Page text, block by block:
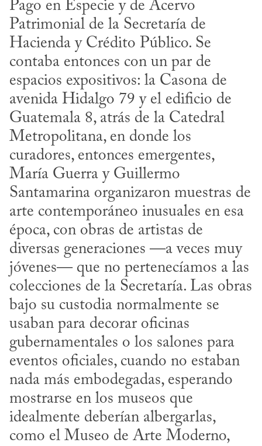
Pago en Especie y de Acervo
Patrimonial de la Secretaría de
Hacienda y Crédito Público. Se
contaba entonces con un par de
espacios expositivos: la Casona de
avenida Hidalgo 79 y el edificio de
Guatemala 8, atrás de la Catedral
Metropolitana, en donde los
curadores, entonces emergentes,
María Guerra y Guillermo
Santamarina organizaron muestras de
arte contemporáneo inusuales en esa
época, con obras de artistas de
diversas generaciones —a veces muy
jóvenes— que no pertenecíamos a las
colecciones de la Secretaría. Las obras
bajo su custodia normalmente se
usaban para decorar oficinas
gubernamentales o los salones para
eventos oficiales, cuando no estaban
nada más embodegadas, esperando
mostrarse en los museos que
idealmente deberían albergarlas,
como el Museo de Arte Moderno,